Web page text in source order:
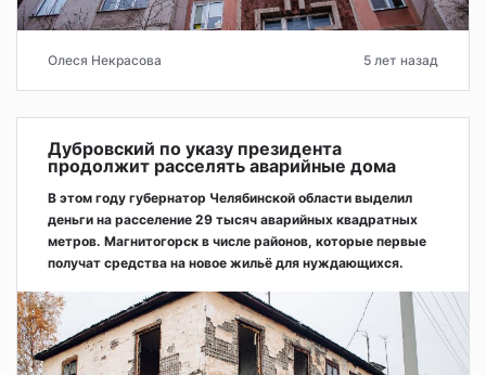
Олеся Некрасова 5 лет назад
Дубровский по указу президента
продолжит расселять аварийные дома
В этом году губернатор Челябинской области выделил
деньги на расселение 29 тысяч аварийных квадратных
метров. Магнитогорск в числе районов, которые первые
получат средства на новое жильё для нуждающихся.